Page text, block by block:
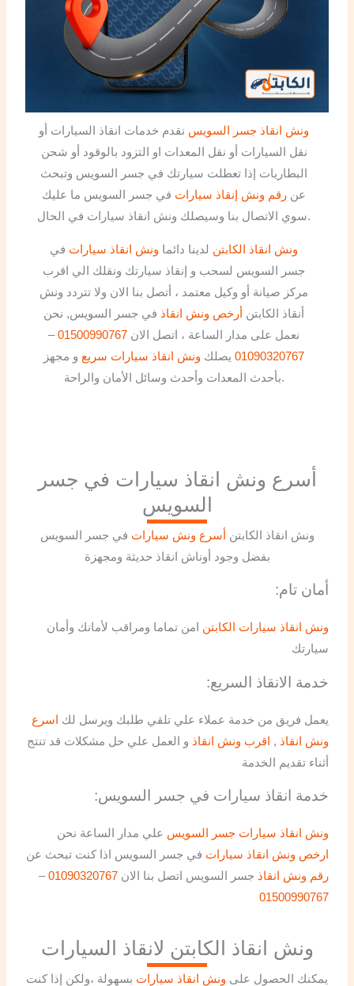
ونش انقاذ جسر السويس نقدم خدمات انقاذ السيارات أو
نقل السيارات أو نقل المعدات او التزود بالوقود أو شحن
البطاريات إذا تعطلت سيارتك في جسر السويس وتبحث
عن رقم ونش إنقاذ سيارات في جسر السويس ما عليك
سوي الاتصال بنا وسيصلك ونش انقاذ سيارات في الحال.
ونش انقاذ الكابتن لدينا دائما ونش انقاذ سيارات في
جسر السويس لسحب و إنقاذ سيارتك ونقلك الي اقرب
مركز صيانة أو وكيل معتمد ، أتصل بنا الان ولا تتردد ونش
أنقاذ الكابتن أرخص ونش انقاذ في جسر السويس, نحن
نعمل على مدار الساعة ، اتصل الان 01500990767
–
01090320767 يصلك ونش انقاذ سيارات سريع و مجهز
بأحدث المعدات وأحدث وسائل الأمان والراحة.
أسرع ونش انقاذ سيارات في جسر
السويس
ونش انقاذ الكابتن أسرع ونش سيارات في جسر السويس
بفضل وجود أوناش انقاذ حديثة ومجهزة
:أمان تام
ونش انقاذ سيارات الكابتن امن تماما ومراقب لأمانك وأمان
سيارتك
:خدمة الانقاذ السريع
يعمل فريق من خدمة عملاء علي تلقي طلبك ويرسل لك
اسرع
ونش انقاذ , اقرب ونش انقاذ و العمل علي حل مشكلات قد تنتج
أثناء تقديم الخدمة
:خدمة انقاذ سيارات في جسر السويس
ونش انقاذ سيارات جسر السويس علي مدار الساعة نحن
ارخص ونش انقاذ سيارات في جسر السويس اذا كنت تبحث عن
رقم ونش انقاذ جسر السويس اتصل بنا الان01090320767
–
01500990767
ونش انقاذ الكابتن لانقاذ السيارات
يمكنك الحصول على ونش انقاذ سيارات بسهولة ،ولكن إذا كنت